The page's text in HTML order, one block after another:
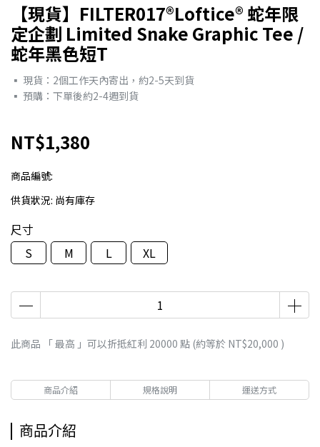
【現貨】FILTER017®Loftice® 蛇年限
定企劃 Limited Snake Graphic Tee /
蛇年黑色短T
▪︎ 現貨：2個工作天內寄出，約2-5天到貨
▪︎ 預購：下單後約2-4週到貨
NT$1,380
商品編號:
供貨狀況: 尚有庫存
尺寸
S
M L XL
此商品 「 最高 」可以折抵紅利 20000 點 (約等於 NT$20,000 )
商品介紹 規格說明 運送方式
商品介紹